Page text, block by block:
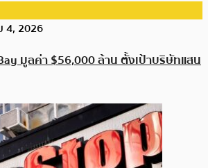
2026
มูลค่า $56,000 ล้าน ตั้งเป้าบริษัทแสน